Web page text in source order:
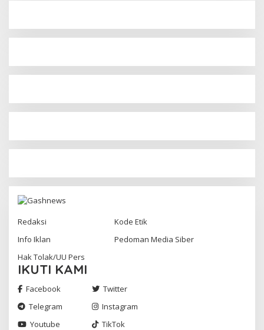
Redaksi
Kode Etik
Info Iklan
Pedoman Media Siber
Hak Tolak/UU Pers
IKUTI KAMI
Facebook
Twitter
Telegram
Instagram
Youtube
TikTok